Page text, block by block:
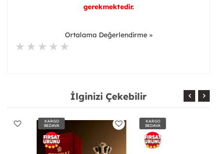
gerekmektedir.
Ortalama Değerlendirme »
İlginizi Çekebilir
KARGO
BEDAVA
KARGO
BEDAVA